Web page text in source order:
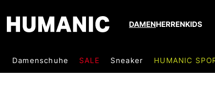
DAMENHERRENKIDS
Damenschuhe SALE Sneaker HUMANIC